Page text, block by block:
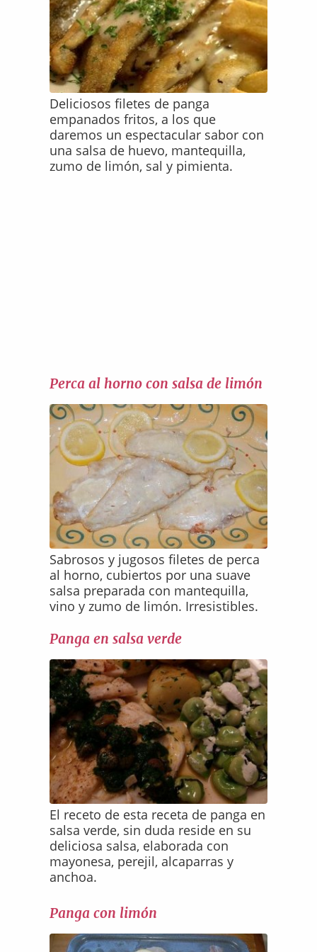
Deliciosos filetes de panga
empanados fritos, a los que
daremos un espectacular sabor con
una salsa de huevo, mantequilla,
zumo de limón, sal y pimienta.
Perca al horno con salsa de limón
Sabrosos y jugosos filetes de perca
al horno, cubiertos por una suave
salsa preparada con mantequilla,
vino y zumo de limón. Irresistibles.
Panga en salsa verde
El receto de esta receta de panga en
salsa verde, sin duda reside en su
deliciosa salsa, elaborada con
mayonesa, perejil, alcaparras y
anchoa.
Panga con limón